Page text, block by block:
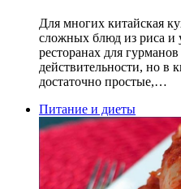
Для многих китайская
сложных блюд из риса и
ресторанах для гурманов
действительности, но в
достаточно простые,…
Питание и диеты